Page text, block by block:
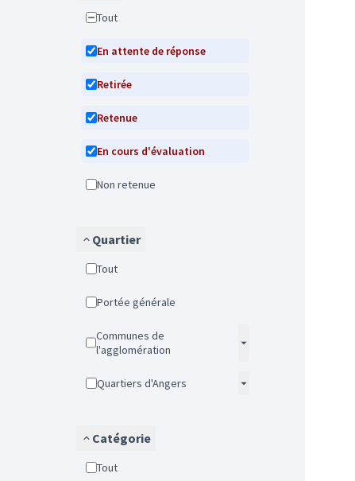
Tout
En attente de réponse
Retirée
Retenue
En cours d'évaluation
Non retenue
Quartier
Tout
Portée générale
Communes de
l'agglomération
Quartiers d'Angers
Catégorie
Tout